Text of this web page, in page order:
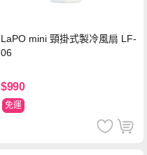
LaPO mini 頸掛式製冷風扇 LF-
06
$990
免運